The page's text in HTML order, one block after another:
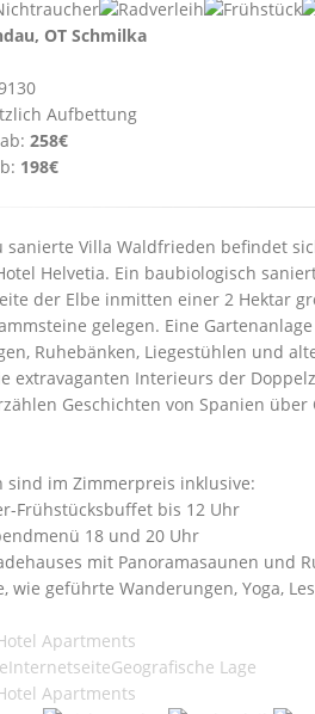
OT Schmilka
Aufbettung
258€
198€
sanierte Villa Waldfrieden befindet
Helvetia. Ein baubiologisch
der Elbe inmitten einer 2 Hektar
gelegen. Eine
Ruhebänken, Liegestühlen und
extravaganten Interieurs der
Geschichten von Spanien
sind im Zimmerpreis inklusive:
Frühstücksbuffet bis 12 Uhr
18 und 20 Uhr
mit Panoramasaunen und
wie geführte Wanderungen, Yoga,
Apartments
InternetseiteGeografische Lage
Apartments